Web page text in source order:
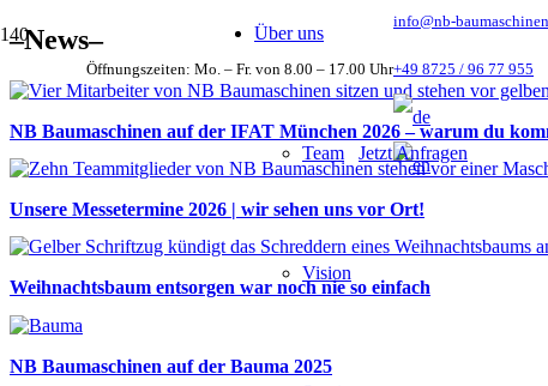
Öffnungszeiten: Mo. – Fr. von 8.00 – 17.00 Uhr
info@nb-
+49 8725 / 96 77 955
Über uns
Team
Vision
Jetzt Anfragen
–News–
NB Baumaschinen auf der IFAT München 2026 – warum du
Unsere Messetermine 2026 | wir sehen uns vor Ort!
Weihnachtsbaum entsorgen war noch nie so einfach
NB Baumaschinen auf der Bauma 2025